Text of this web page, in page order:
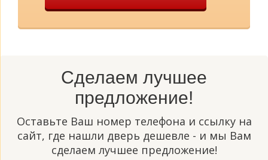
Сделаем лучшее
предложение!
Оставьте Ваш номер телефона и ссылку на
сайт, где нашли дверь дешевле - и мы Вам
сделаем лучшее предложение!